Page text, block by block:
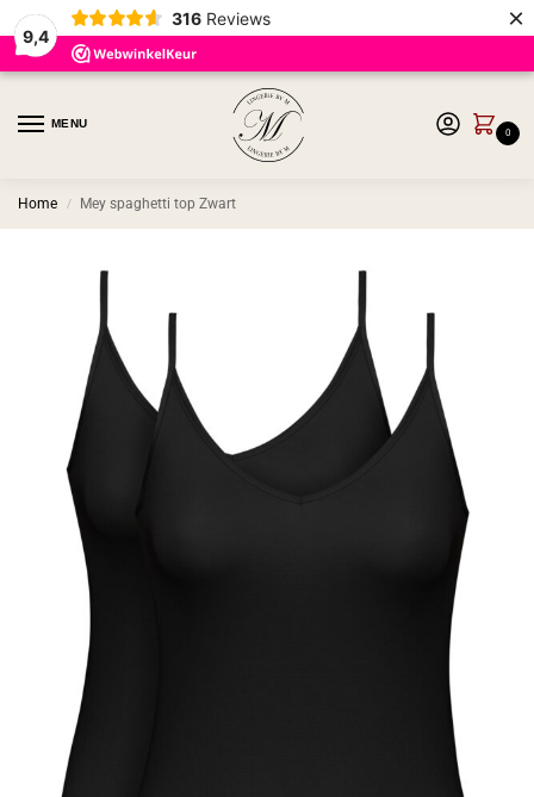
9,4
316 Reviews ×
MENU
0
Home / Mey spaghetti top Zwart